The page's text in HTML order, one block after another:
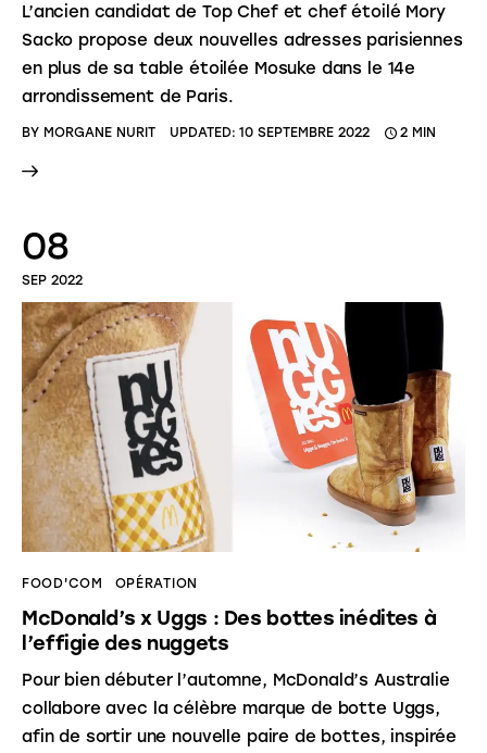
L’ancien candidat de Top Chef et chef étoilé Mory
Sacko propose deux nouvelles adresses parisiennes
en plus de sa table étoilée Mosuke dans le 14e
arrondissement de Paris.
BY MORGANE NURIT UPDATED: 10 SEPTEMBRE 2022 2 MIN
08
SEP 2022
FOOD'COM OPÉRATION
McDonald’s x Uggs : Des bottes inédites à
l’effigie des nuggets
Pour bien débuter l’automne, McDonald’s Australie
collabore avec la célèbre marque de botte Uggs,
afin de sortir une nouvelle paire de bottes, inspirée